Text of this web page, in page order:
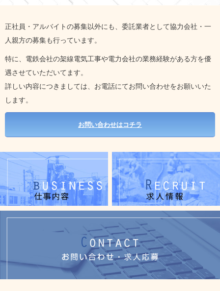
正社員・アルバイトの募集以外にも、委託業者として協力会社・一
人親方の募集も行っています。
特に、電鉄会社の架線電気工事や電力会社の業務経験がある方を優
遇させていただいてます。
詳しい内容につきましては、お電話にてお問い合わせをお願いいた
します。
お問い合わせはコチラ